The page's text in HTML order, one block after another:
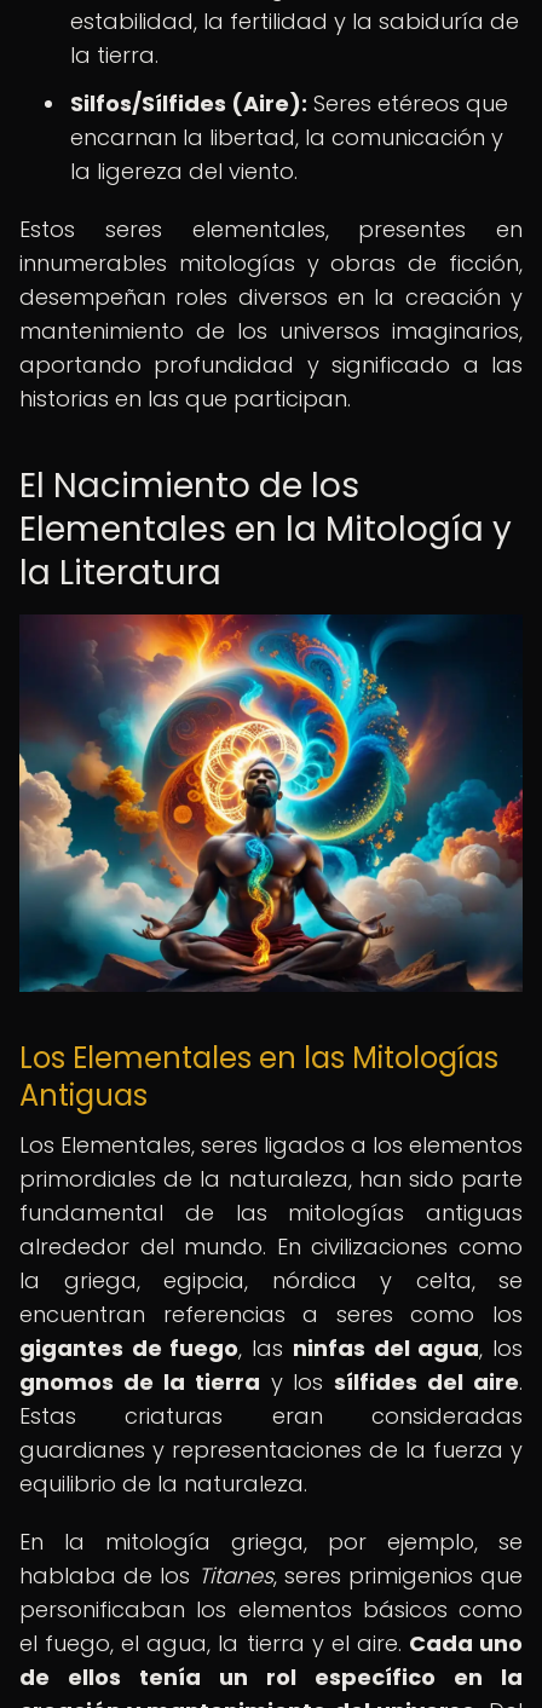
estabilidad, la fertilidad y la sabiduría de
la tierra.
Silfos/Sílfides (Aire): Seres etéreos que
encarnan la libertad, la comunicación y
la ligereza del viento.
Estos seres elementales, presentes en
innumerables mitologías y obras de ficción,
desempeñan roles diversos en la creación y
mantenimiento de los universos imaginarios,
aportando profundidad y significado a las
historias en las que participan.
El Nacimiento de los
Elementales en la Mitología y
la Literatura
Los Elementales en las Mitologías
Antiguas
Los Elementales, seres ligados a los elementos
primordiales de la naturaleza, han sido parte
fundamental de las mitologías antiguas
alrededor del mundo. En civilizaciones como
la griega, egipcia, nórdica y celta, se
encuentran referencias a seres como los
gigantes de fuego, las ninfas del agua, los
gnomos de la tierra y lossílfides del aire.
Estas criaturas eran consideradas
guardianes y representaciones de la fuerza y
equilibrio de la naturaleza.
En la mitología griega, por ejemplo, se
hablaba de los Titanes, seres primigenios que
personificaban los elementos básicos como
el fuego, el agua, la tierra y el aire. Cada uno
de ellos tenía un rol específico en la